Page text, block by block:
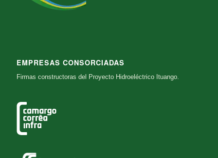
EMPRESAS CONSORCIADAS
Firmas constructoras del Proyecto Hidroeléctrico Ituango.